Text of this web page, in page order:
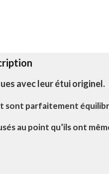
avec leur étui originel.
sont parfaitement
au point qu’ils ont